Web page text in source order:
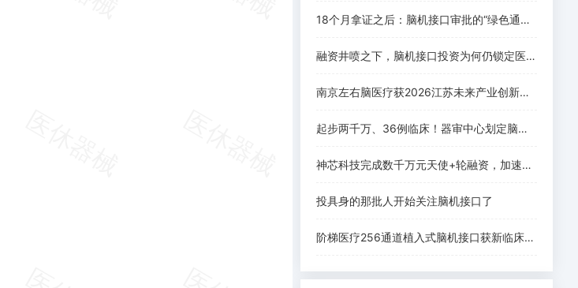
18个月拿证之后：脑机接口审批的“绿色通道”没有想象中好走
融资井喷之下，脑机接口投资为何仍锁定医疗赛道
南京左右脑医疗获2026江苏未来产业创新创业大赛一等奖，系唯一获奖脑机接口项目！
起步两千万、36例临床！器审中心划定脑机接口三类证注册要求
神芯科技完成数千万元天使+轮融资，加速侵入式脑机接口芯片规模化落地
投具身的那批人开始关注脑机接口了
阶梯医疗256通道植入式脑机接口获新临床进展